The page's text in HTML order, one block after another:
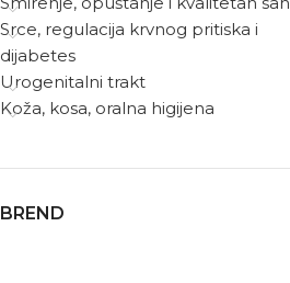
Srce, regulacija krvnog pritiska i
dijabetes
Urogenitalni trakt
Koža, kosa, oralna higijena
BREND